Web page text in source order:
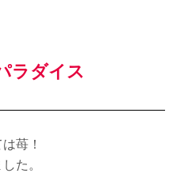
ラダイス
苺！
た。